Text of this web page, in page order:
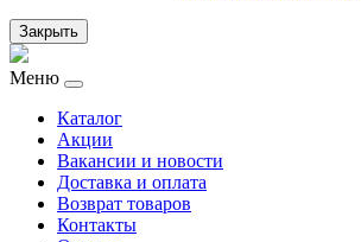
Закрыть
Меню
Каталог
Акции
Вакансии и новости
Доставка и оплата
Возврат товаров
Контакты